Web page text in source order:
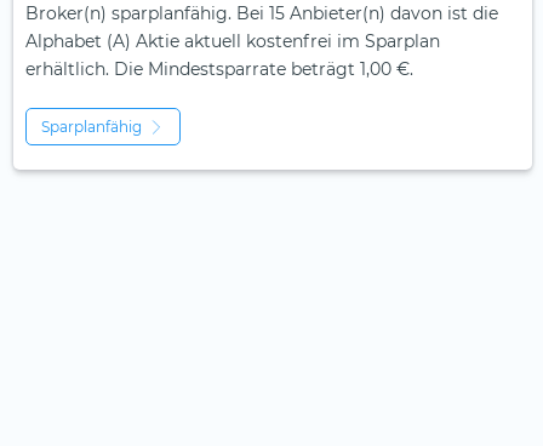
Broker(n) sparplanfähig. Bei 15 Anbieter(n) davon ist die
Alphabet (A) Aktie aktuell kostenfrei im Sparplan
erhältlich. Die Mindestsparrate beträgt 1,00 €.
Sparplanfähig